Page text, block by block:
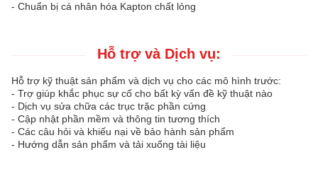
- Chuẩn bị cá nhân hóa Kapton chất lỏng
Hỗ trợ và Dịch vụ:
Hỗ trợ kỹ thuật sản phẩm và dịch vụ cho các mô hình trước:
- Trợ giúp khắc phục sự cố cho bất kỳ vấn đề kỹ thuật nào
- Dịch vụ sửa chữa các trục trặc phần cứng
- Cập nhật phần mềm và thông tin tương thích
- Các câu hỏi và khiếu nại về bảo hành sản phẩm
- Hướng dẫn sản phẩm và tải xuống tài liệu